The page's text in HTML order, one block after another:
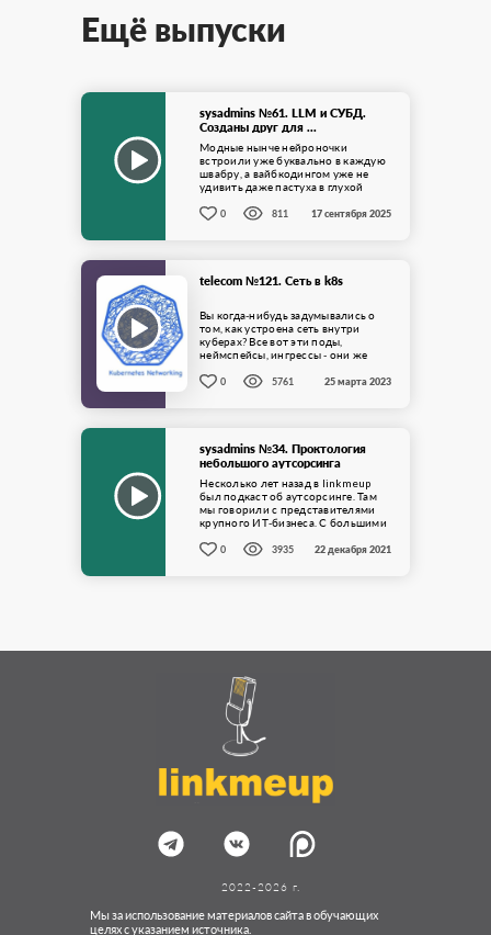
Ещё выпуски
sysadmins №61. LLM и СУБД.
Созданы друг для ...
Модные нынче нейроночки
встроили уже буквально в каждую
швабру, а вайбкодингом уже не
удивить даже пастуха в глухой
целые ...
0 811 17 сентября 2025
telecom №121. Сеть в k8s
Вы когда-нибудь задумывались о
том, как устроена сеть внутри
куберах? Все вот эти поды,
неймспейсы, ингрессы - они же
друг ...
0 5761 25 марта 2023
sysadmins №34. Проктология
небольшого аутсорсинга
Несколько лет назад в linkmeup
был подкаст об аутсорсинге. Там
мы говорили с представителями
крупного ИТ-бизнеса. С большими
0 3935 22 декабря 2021
2022-2026 г.
Мы за использование материалов сайта в обучающих
целях с указанием источника.